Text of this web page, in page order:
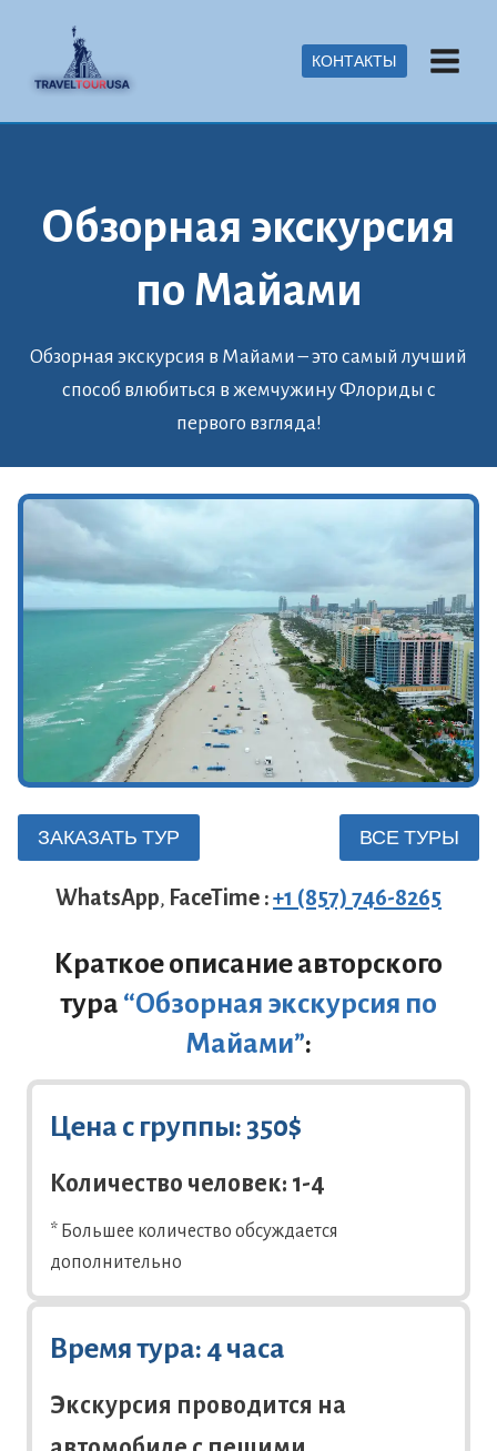
content
КОНТАКТЫ
Обзорная экскурсия
по Майами
Обзорная экскурсия в Майами – это самый лучший
способ влюбиться в жемчужину Флориды с
первого взгляда!
ЗАКАЗАТЬ ТУР ВСЕ ТУРЫ
WhatsApp, FaceTime :+1 (857) 746-8265
Краткое описание авторского
тура “Обзорная экскурсия по
Майами”:
Цена с группы: 350$
Количество человек: 1-4
* Большее количество обсуждается
дополнительно
Время тура: 4 часа
Экскурсия проводится на